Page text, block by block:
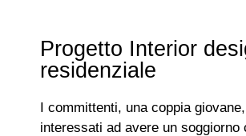
Progetto Interior
residenziale
I committenti, una coppia
interessati ad avere un soggiorno